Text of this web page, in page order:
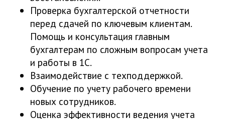
Проверка бухгалтерской отчетности
перед сдачей по ключевым клиентам.
Помощь и консультация главным
бухгалтерам по сложным вопросам учета
и работы в 1С.
Взаимодействие с техподдержкой.
Обучение по учету рабочего времени
новых сотрудников.
Оценка эффективности ведения учета